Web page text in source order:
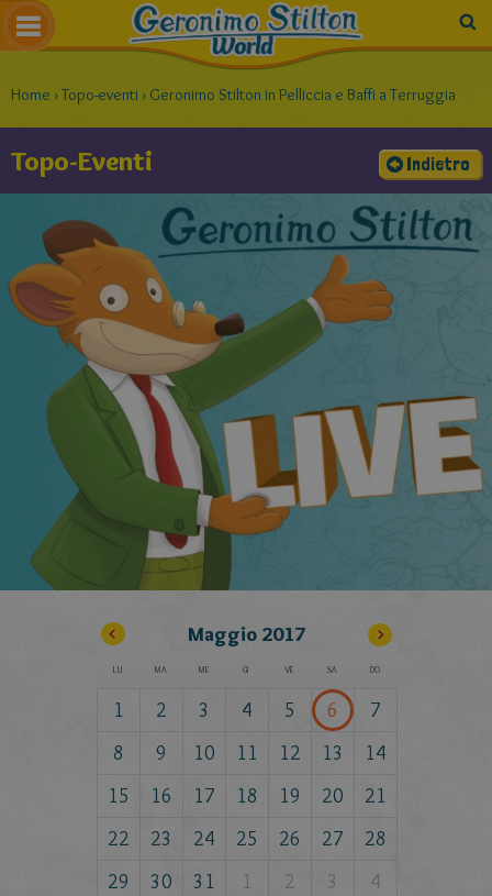
Home ›Topo-eventi › Geronimo Stilton in Pelliccia e Baffi a Terruggia
Topo-Eventi Indietro
Maggio 2017
LU MA ME GI VE SA DO
1 2 3 4 5 6
7
8
9 10 11 12 13
14
15
16 17 18 19 20
21
22
23 24 25 26 27
28
29
30 31 1 2 3 4